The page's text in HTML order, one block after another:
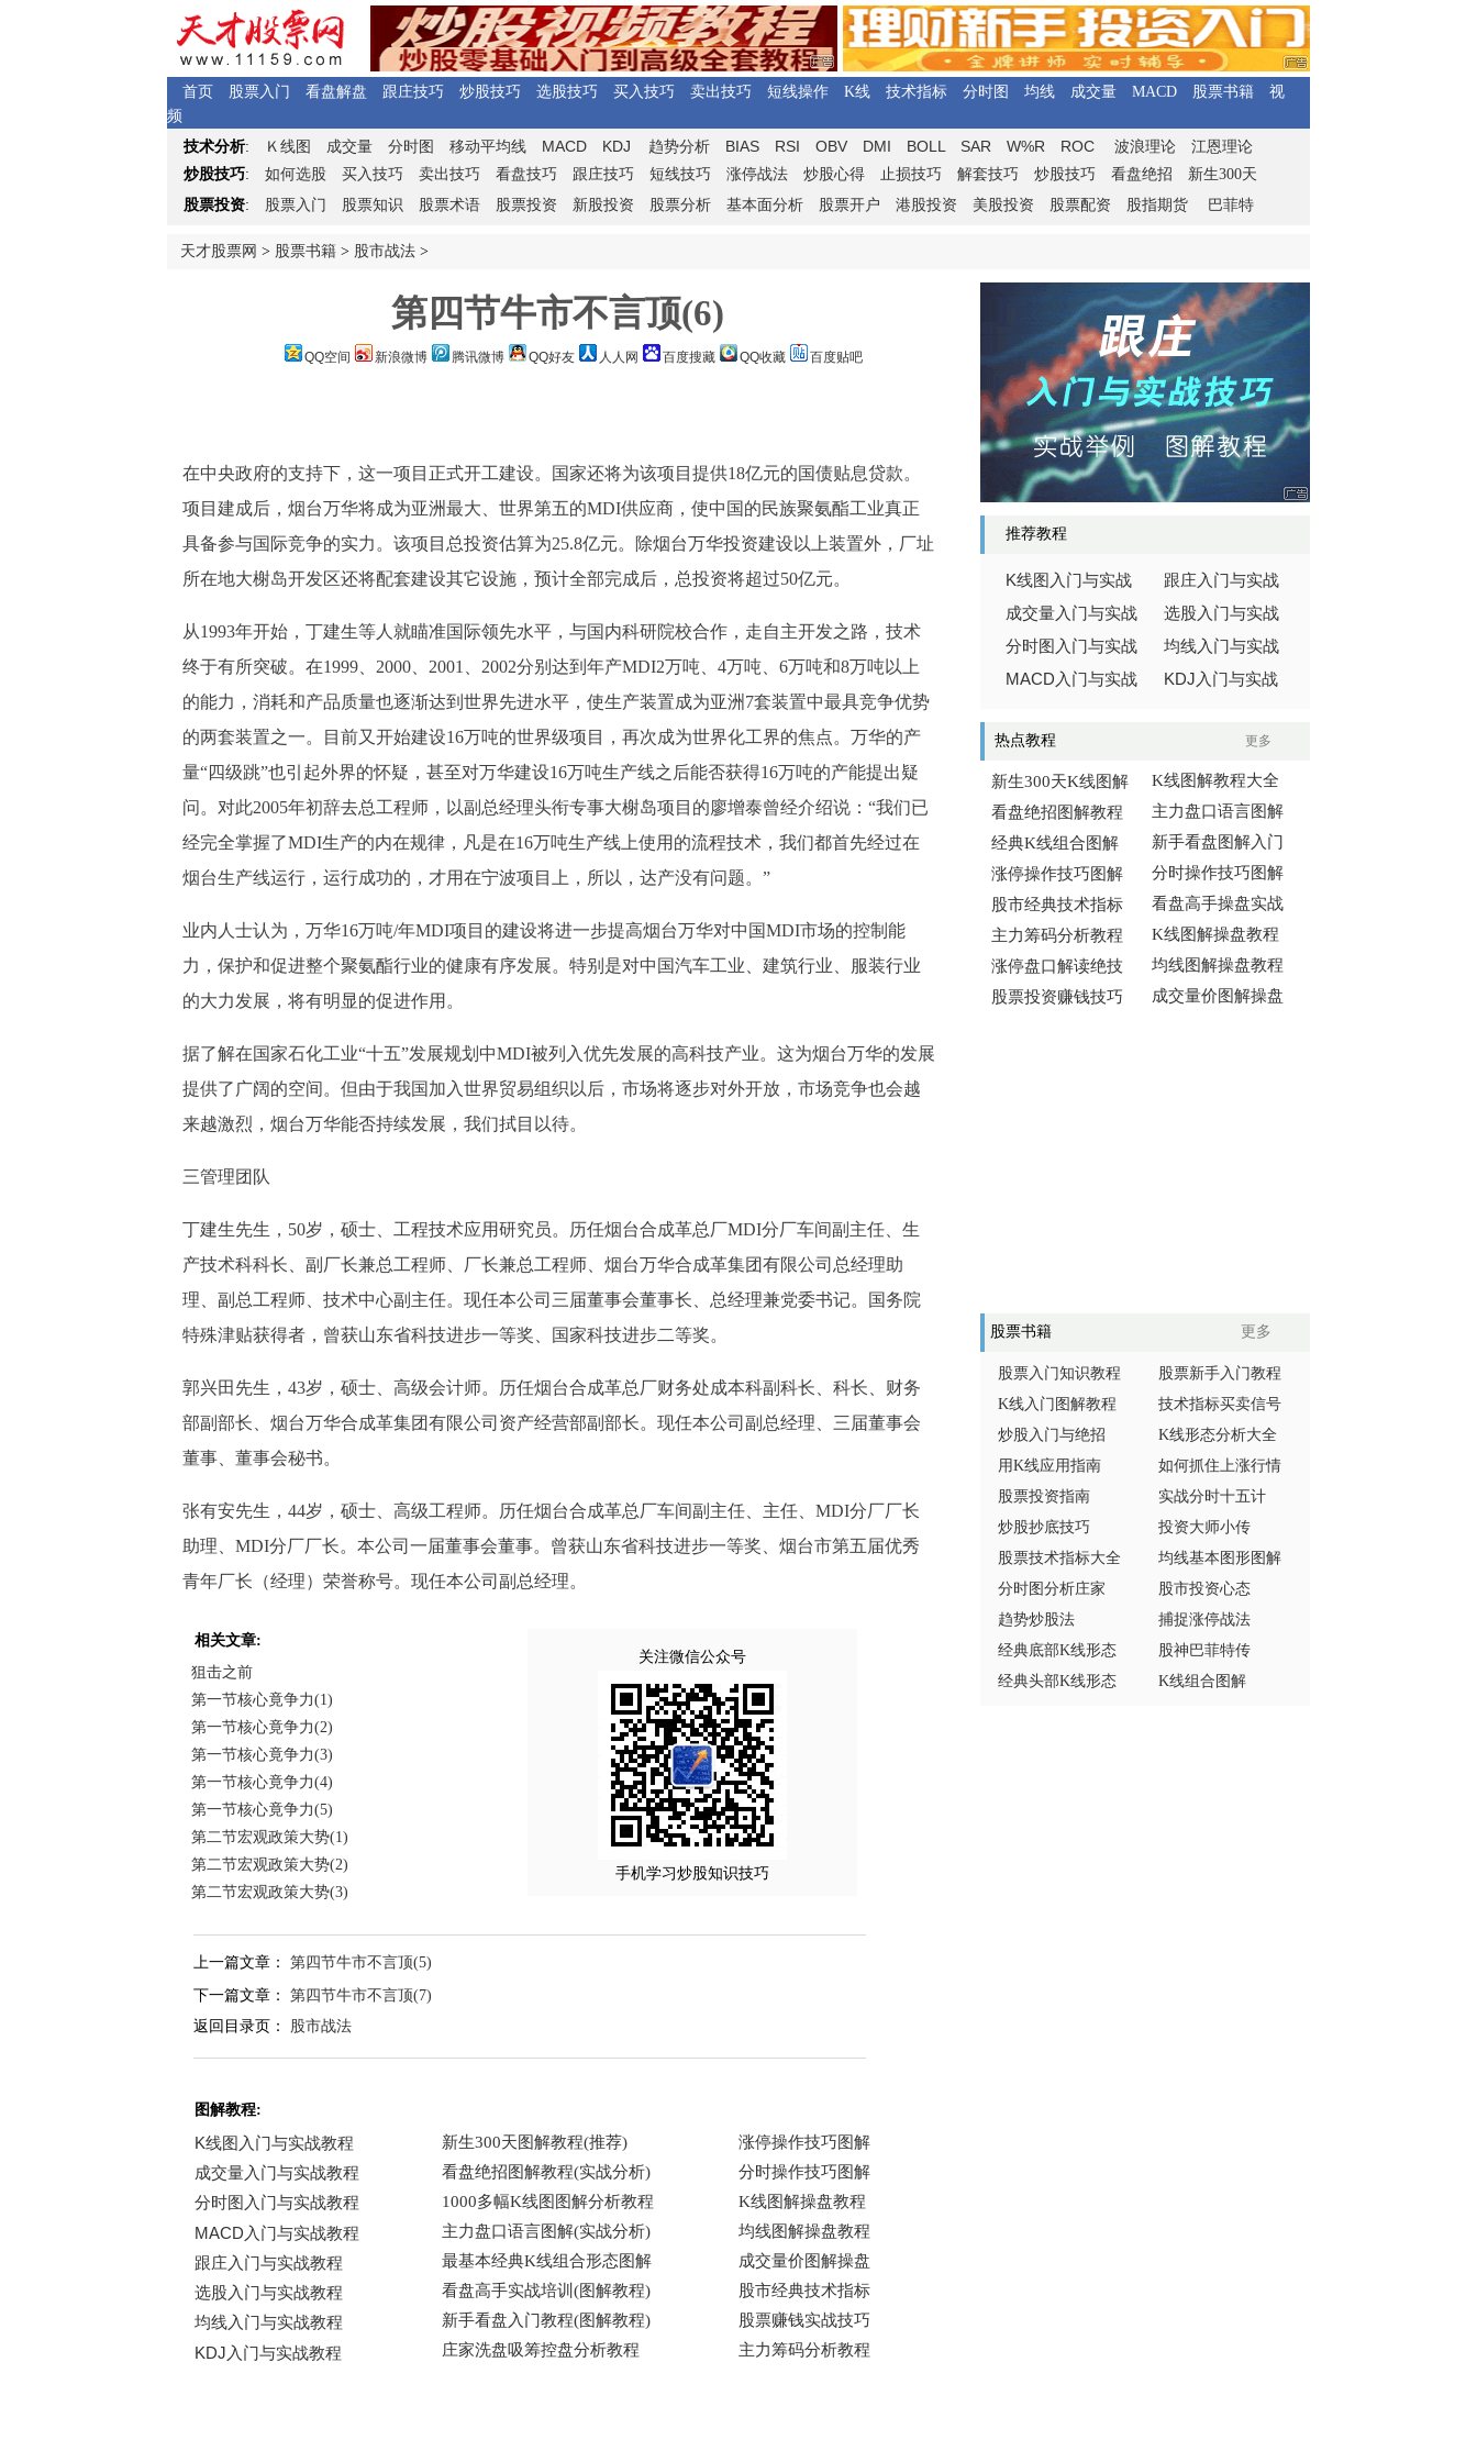
首页 股票入门 看盘解盘 跟庄技巧 炒股技巧 选股技巧 买入技巧 卖出技巧 短线操作 K线 技术指标 分时图 均线 成交量 MACD 股票书籍
视
频
技术分析: Ｋ 线图 成交量 分时图 移动平均线 MACD KDJ 趋势分析 BIAS RSI OBV DMI BOLL SAR W%R ROC 波浪理论
江恩理论
炒股技巧: 如何选股 买入技巧 卖出技巧 看盘技巧 跟庄技巧 短线技巧 涨停战法 炒股心得 止损技巧 解套技巧 炒股技巧 看盘绝招
新生300天
股票投资: 股票入门 股票知识 股票术语 股票投资 新股投资 股票分析 基本面分析 股票开户 港股投资 美股投资 股票配资 股指期货 巴菲特
天才股票网 > 股票书籍 > 股市战法 >
第四节牛市不言顶(6)
QQ空间 新浪微博 腾讯微博 QQ好友 人人网 百度搜藏 QQ收藏 百度贴吧
在中央政府的支持下，这一项目正式开工建设。国家还将为该项目提供18亿元的国债贴息贷款。
项目建成后，烟台万华将成为亚洲最大、世界第五的MDI供应商，使中国的民族聚氨酯工业真正
具备参与国际竞争的实力。该项目总投资估算为25.8亿元。除烟台万华投资建设以上装置外，厂址
所在地大榭岛开发区还将配套建设其它设施，预计全部完成后，总投资将超过50亿元。
从1993年开始，丁建生等人就瞄准国际领先水平，与国内科研院校合作，走自主开发之路，技术
终于有所突破。在1999、2000、2001、2002分别达到年产MDI2万吨、4万吨、6万吨和8万吨以上
的能力，消耗和产品质量也逐渐达到世界先进水平，使生产装置成为亚洲7套装置中最具竞争优势
的两套装置之一。目前又开始建设16万吨的世界级项目，再次成为世界化工界的焦点。万华的产
量“四级跳”也引起外界的怀疑，甚至对万华建设16万吨生产线之后能否获得16万吨的产能提出疑
问。对此2005年初辞去总工程师，以副总经理头衔专事大榭岛项目的廖增泰曾经介绍说：“我们已
经完全掌握了MDI生产的内在规律，凡是在16万吨生产线上使用的流程技术，我们都首先经过在
烟台生产线运行，运行成功的，才用在宁波项目上，所以，达产没有问题。”
业内人士认为，万华16万吨/年MDI项目的建设将进一步提高烟台万华对中国MDI市场的控制能
力，保护和促进整个聚氨酯行业的健康有序发展。特别是对中国汽车工业、建筑行业、服装行业
的大力发展，将有明显的促进作用。
据了解在国家石化工业“十五”发展规划中MDI被列入优先发展的高科技产业。这为烟台万华的发展
提供了广阔的空间。但由于我国加入世界贸易组织以后，市场将逐步对外开放，市场竞争也会越
来越激烈，烟台万华能否持续发展，我们拭目以待。
三管理团队
丁建生先生，50岁，硕士、工程技术应用研究员。历任烟台合成革总厂MDI分厂车间副主任、生
产技术科科长、副厂长兼总工程师、厂长兼总工程师、烟台万华合成革集团有限公司总经理助
理、副总工程师、技术中心副主任。现任本公司三届董事会董事长、总经理兼党委书记。国务院
特殊津贴获得者，曾获山东省科技进步一等奖、国家科技进步二等奖。
郭兴田先生，43岁，硕士、高级会计师。历任烟台合成革总厂财务处成本科副科长、科长、财务
部副部长、烟台万华合成革集团有限公司资产经营部副部长。现任本公司副总经理、三届董事会
董事、董事会秘书。
张有安先生，44岁，硕士、高级工程师。历任烟台合成革总厂车间副主任、主任、MDI分厂厂长
助理、MDI分厂厂长。本公司一届董事会董事。曾获山东省科技进步一等奖、烟台市第五届优秀
青年厂长（经理）荣誉称号。现任本公司副总经理。
相关文章:
狙击之前
第一节核心竟争力(1)
第一节核心竟争力(2)
第一节核心竟争力(3)
第一节核心竟争力(4)
第一节核心竟争力(5)
第二节宏观政策大势(1)
第二节宏观政策大势(2)
第二节宏观政策大势(3)
关注微信公众号
手机学习炒股知识技巧
上一篇文章： 第四节牛市不言顶(5)
下一篇文章： 第四节牛市不言顶(7)
返回目录页： 股市战法
图解教程:
推荐教程
K线图入门与实战
成交量入门与实战
分时图入门与实战
MACD 入门与实战
跟庄入门与实战
选股入门与实战
均线入门与实战
KDJ 入门与实战
热点教程 更多
新生300天K线图解
看盘绝招图解教程
经典K线组合图解
涨停操作技巧图解
股市经典技术指标
主力筹码分析教程
涨停盘口解读绝技
股票投资赚钱技巧
K线图解教程大全
主力盘口语言图解
新手看盘图解入门
分时操作技巧图解
看盘高手操盘实战
K线图解操盘教程
均线图解操盘教程
成交量价图解操盘
股票书籍 更多
股票入门知识教程
K线入门图解教程
炒股入门与绝招
用K线应用指南
股票投资指南
炒股抄底技巧
股票技术指标大全
分时图分析庄家
趋势炒股法
经典底部K线形态
经典头部K线形态
股票新手入门教程
技术指标买卖信号
K线形态分析大全
如何抓住上涨行情
实战分时十五计
投资大师小传
均线基本图形图解
股市投资心态
捕捉涨停战法
股神巴菲特传
K线组合图解